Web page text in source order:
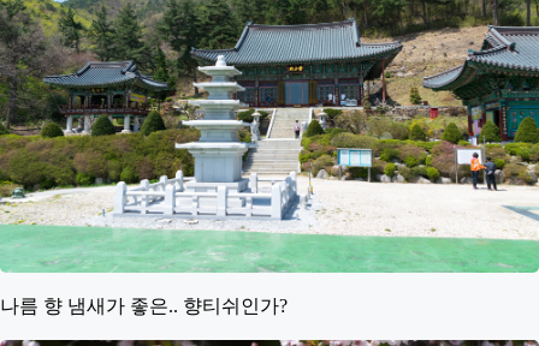
나름 향 냄새가 좋은.. 향티쉬인가?